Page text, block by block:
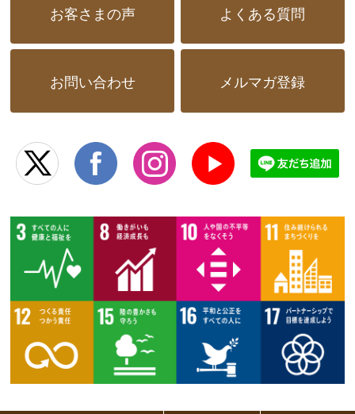
お客さまの声 よくある質問
お問い合わせ メルマガ登録